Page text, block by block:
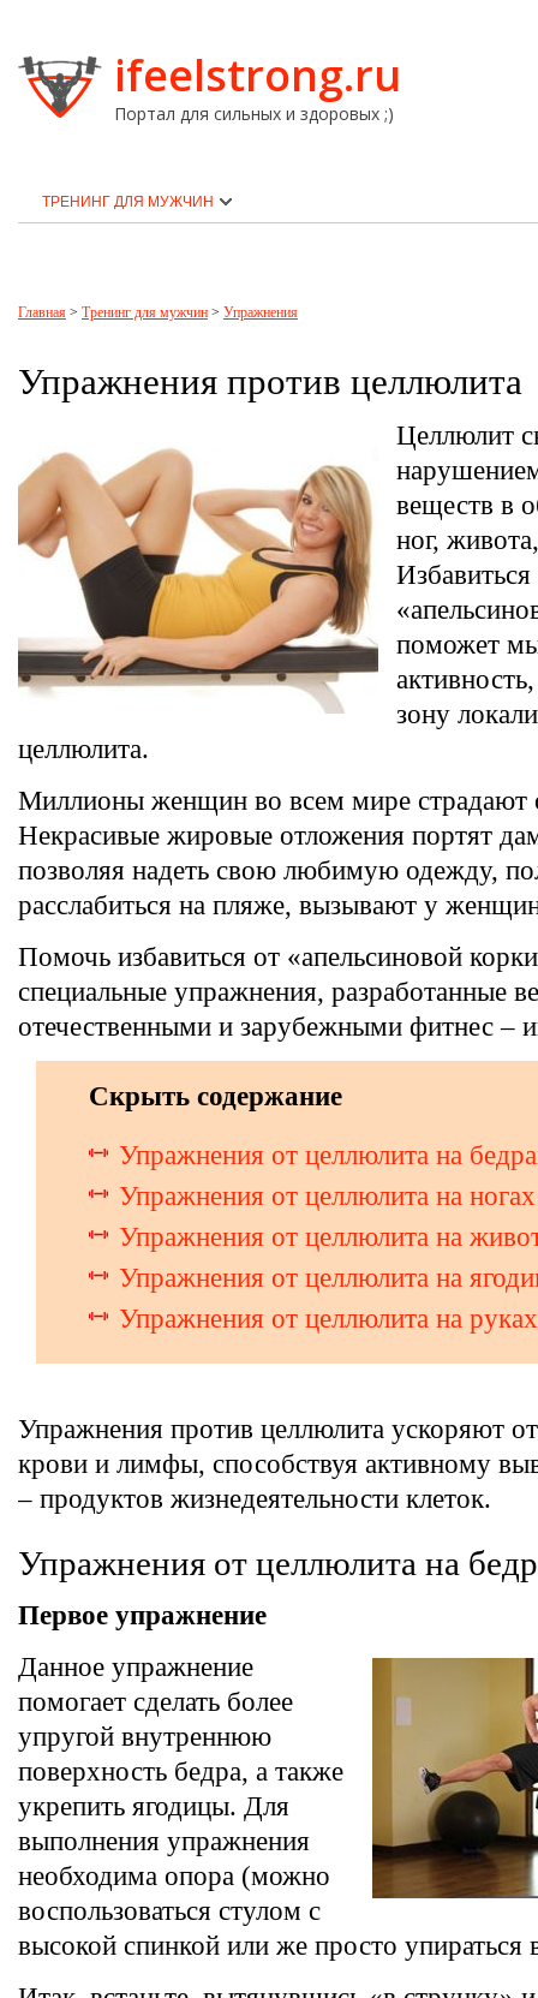
ifeelstrong.ru
Портал для сильных и здоровых ;)
ТРЕНИНГ ДЛЯ МУЖЧИН
Главная > Тренинг для мужчин > Упражнения
Упражнения против целлюлита
Целлюлит
веществ в
ног,
Избавиться
поможет
зону
целлюлита.
Миллионы женщин во всем мире страдают
Некрасивые жировые отложения портят
позволяя надеть свою любимую одежду,
расслабиться на пляже, вызывают у
Помочь избавиться от «апельсиновой
специальные упражнения, разработанные
отечественными и зарубежными фитнес –
Скрыть содержание
Упражнения от целлюлита на
Упражнения от целлюлита на ногах
Упражнения от целлюлита на
Упражнения от целлюлита на
Упражнения от целлюлита на руках
Упражнения против целлюлита ускоряют
крови и лимфы, способствуя активному
– продуктов жизнедеятельности клеток.
Упражнения от целлюлита на
Первое упражнение
Данное упражнение
помогает сделать более
упругой внутреннюю
поверхность бедра, а также
укрепить ягодицы. Для
выполнения упражнения
необходима опора (можно
воспользоваться стулом с
высокой спинкой или же просто упираться